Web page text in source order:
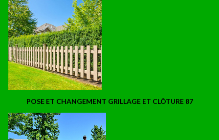
POSE ET CHANGEMENT GRILLAGE ET CLÔTURE 87